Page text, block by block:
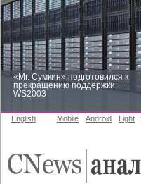
«Mr. Сумкин» подготовился к
прекращению поддержки
WS2003
English Mobile Android Light